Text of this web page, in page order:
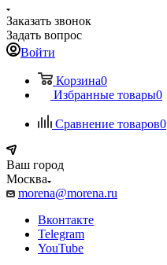
Заказать звонок
Задать вопрос
Войти
Корзина0
Избранные товары0
Сравнение товаров0
Ваш город
Москва
morena@morena.ru
Вконтакте
Telegram
YouTube